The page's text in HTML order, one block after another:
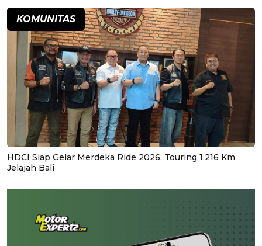
KOMUNITAS
HDCI Siap Gelar Merdeka Ride 2026, Touring 1.216 Km
Jelajah Bali